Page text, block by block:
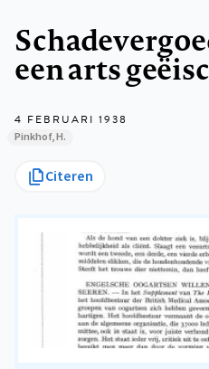
een arts
4 FEBRUARI 1938
Pinkhof, H.
Citeren